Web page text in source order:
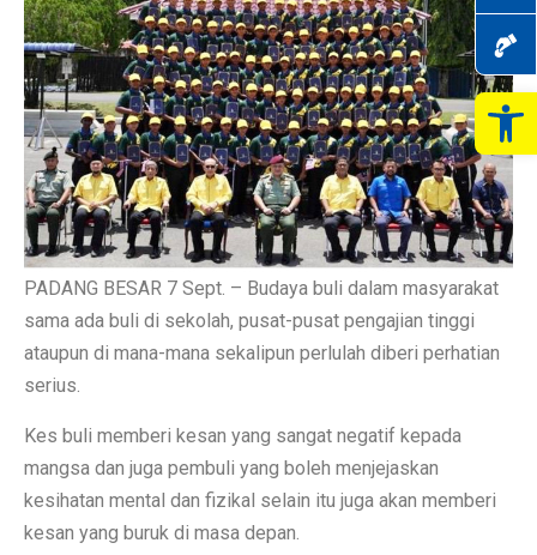
PADANG BESAR 7 Sept. – Budaya buli dalam masyarakat
sama ada buli di sekolah, pusat-pusat pengajian tinggi
ataupun di mana-mana sekalipun perlulah diberi perhatian
serius.
Kes buli memberi kesan yang sangat negatif kepada
mangsa dan juga pembuli yang boleh menjejaskan
kesihatan mental dan fizikal selain itu juga akan memberi
kesan yang buruk di masa depan.